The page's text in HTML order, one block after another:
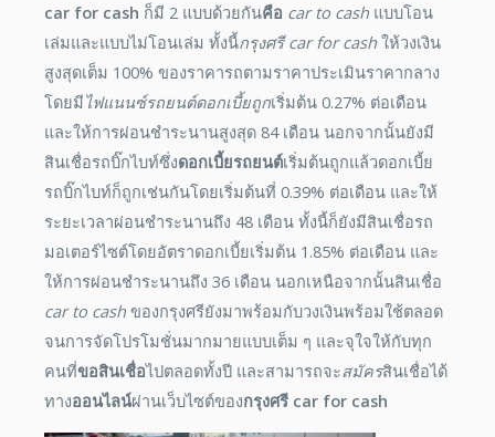
car for cash ก็มี 2 แบบด้วยกันคือ car to cash แบบโอน
เล่มและแบบไม่โอนเล่ม ทั้งนี้กรุงศรี car for cash ให้วงเงิน
สูงสุดเต็ม 100% ของราคารถตามราคาประเมินราคากลาง
โดยมีไฟแนนซ์รถยนต์ดอกเบี้ยถูกเริ่มต้น 0.27% ต่อเดือน
และให้การผ่อนชำระนานสูงสุด 84 เดือน นอกจากนั้นยังมี
สินเชื่อรถบิ๊กไบท์ซึ่งดอกเบี้ยรถยนต์เริ่มต้นถูกแล้วดอกเบี้ย
รถบิ๊กไบท์ก็ถูกเช่นกันโดยเริ่มต้นที่ 0.39% ต่อเดือน และให้
ระยะเวลาผ่อนชำระนานถึง 48 เดือน ทั้งนี้ก็ยังมีสินเชื่อรถ
มอเตอร์ไซต์โดยอัตราดอกเบี้ยเริ่มต้น 1.85% ต่อเดือน และ
ให้การผ่อนชำระนานถึง 36 เดือน นอกเหนือจากนั้นสินเชื่อ
car to cash ของกรุงศรียังมาพร้อมกับวงเงินพร้อมใช้ตลอด
จนการจัดโปรโมชั่นมากมายแบบเต็ม ๆ และจุใจให้กับทุก
คนที่ขอสินเชื่อไปตลอดทั้งปี และสามารถจะสมัครสินเชื่อได้
ทางออนไลน์ผ่านเว็บไซต์ของกรุงศรี car for cash